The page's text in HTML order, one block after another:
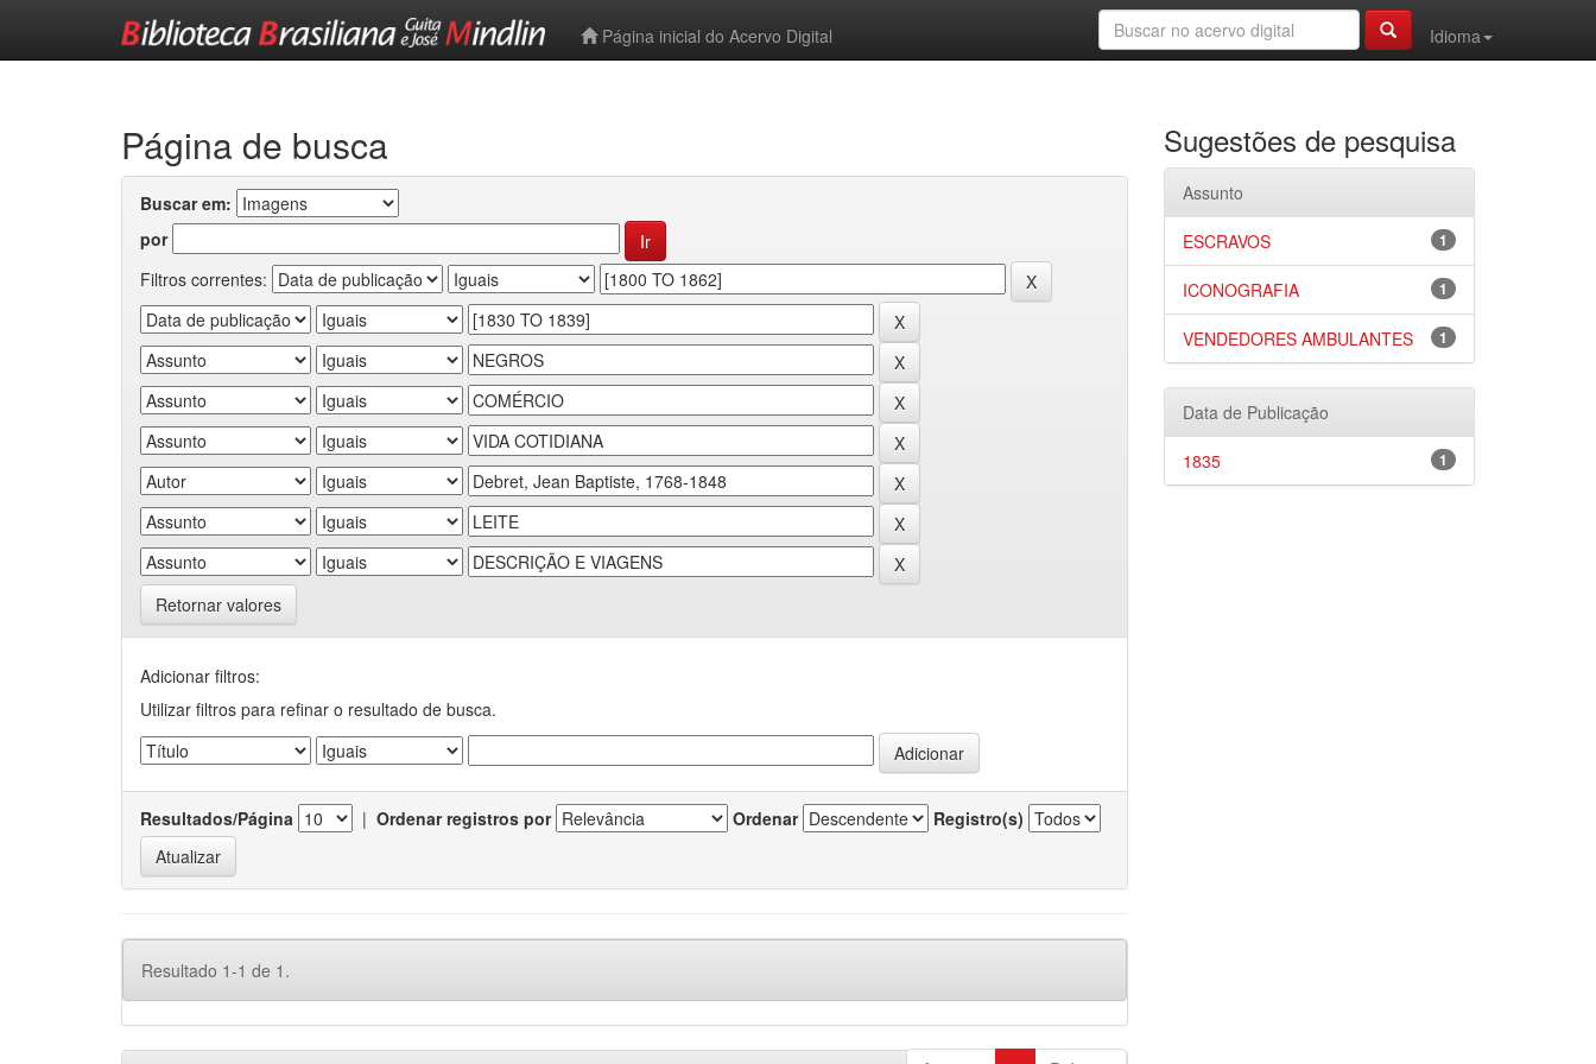
Página inicial do Acervo Digital
Idioma
Página de busca
Buscar em:
por
Filtros correntes:
Retornar valores
Adicionar filtros:
Utilizar filtros para refinar o resultado de busca.
Resultados/Página | Ordenar registros por Ordenar Registro(s)
Resultado 1-1 de 1.
Sugestões de pesquisa
Assunto
1
ESCRAVOS
1
ICONOGRAFIA
1
VENDEDORES AMBULANTES
Data de Publicação
1
1835